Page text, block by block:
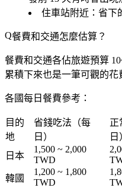
住車站附近 ：省
餐費和交通怎麼估算？
餐費和交通各佔旅遊預算
累積下來也是一筆可觀的花
各國每日餐費參考：
目的
地
省錢吃法（每
日）
正
日
日本
1,500 ~ 2,000
TWD
韓國
1,200 ~ 1,800
TWD